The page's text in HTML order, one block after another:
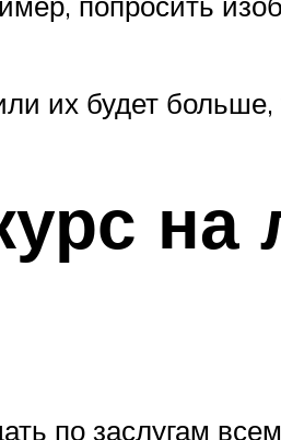
их будет
на
по заслугам